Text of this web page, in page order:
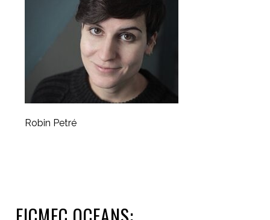
Robin Petré